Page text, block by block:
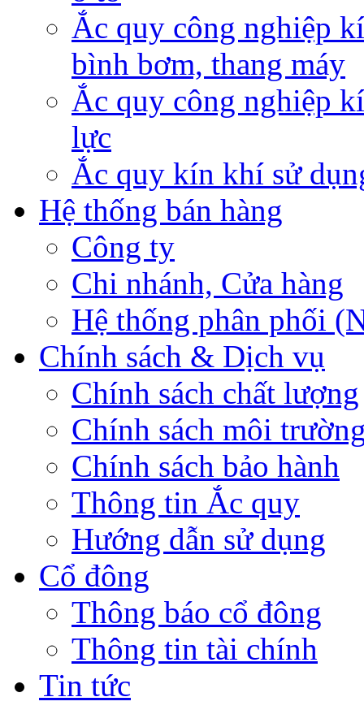
Ắc quy công nghiệp
bình bơm, thang máy
Ắc quy công nghiệp
lực
Ắc quy kín khí sử
Hệ thống bán hàng
Công ty
Chi nhánh, Cửa hàng
Hệ thống phân phối
Chính sách & Dịch vụ
Chính sách chất lượng
Chính sách môi
Chính sách bảo hành
Thông tin Ắc quy
Hướng dẫn sử dụng
Cổ đông
Thông báo cổ đông
Thông tin tài chính
Tin tức